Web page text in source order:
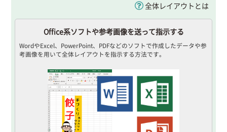
全体レイアウトとは
Office系ソフトや参考画像を送って指示する
WordやExcel、PowerPoint、PDFなどのソフトで作成したデータや参
考画像を用いて全体レイアウトを指示する方法です。